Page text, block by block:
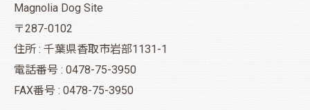
Magnolia Dog Site
〒287-0102
住所 : 千葉県香取市岩部1131-1
電話番号 : 0478-75-3950
FAX番号 : 0478-75-3950